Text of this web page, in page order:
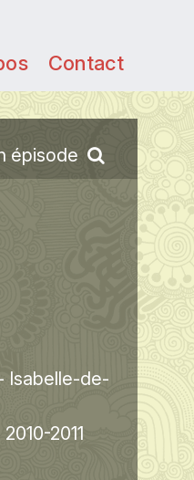
Contact
épisode
Isabelle-de-
2010-2011